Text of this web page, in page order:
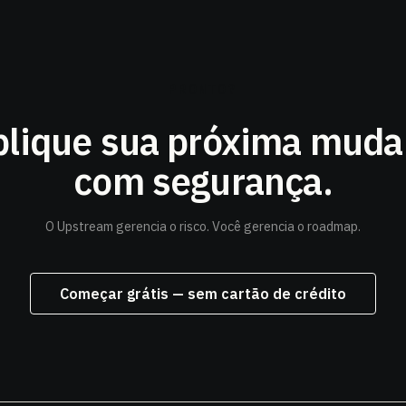
sua próxima
com segurança.
O Upstream gerencia o risco. Você gerencia o roadmap.
Começar grátis — sem cartão de crédito